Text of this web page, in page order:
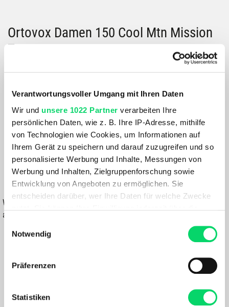
Verantwortungsvoller Umgang mit Ihren Daten
Wir und unsere 1022 Partner verarbeiten Ihre
persönlichen Daten, wie z. B. Ihre IP-Adresse, mithilfe
von Technologien wie Cookies, um Informationen auf
Ihrem Gerät zu speichern und darauf zuzugreifen und so
personalisierte Werbung und Inhalte, Messungen von
Werbung und Inhalten, Zielgruppenforschung sowie
Entwicklung von Angeboten zu ermöglichen. Sie
entscheiden darüber, wer Ihre Daten für welche Zwecke
Trigger Symbol ändern oder widerrufen
Informationen über Ihre geografische Lage
können
Notwendig
Präferenzen
Statistiken
Ortovox Damen 150 Cool Mtn Mission
Ts
Größe:
Farbe:
FARBE VARIANTE WÄHLEN
89,99 €
ab 62,99 €
IN DEN WARENKORB
Wähle eine Variante aus, um die Verfügbarkeit in unseren Filialen
anzuzeigen
Du hast eine Frage?